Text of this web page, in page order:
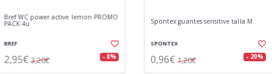
Spontex guantes sensitive talla M
SPONTEX
0,96€1,20€ - 20%
Spontex guantes sensitive talla S
SPONTEX
0,96€1,20€ - 20%